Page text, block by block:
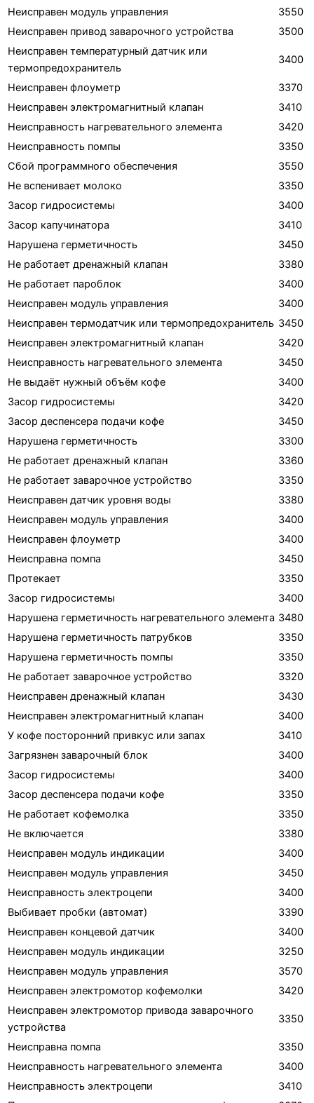
Неисправен модуль управления
3550
Неисправен привод заварочного устройства
3500
Неисправен температурный датчик или
термопредохранитель
3400
Неисправен флоуметр
3370
Неисправен электромагнитный клапан
3410
Неисправность нагревательного элемента
3420
Неисправность помпы
3350
Сбой программного обеспечения
3550
Не вспенивает молоко
3350
Засор гидросистемы
3400
Засор капучинатора
3410
Нарушена герметичность
3450
Не работает дренажный клапан
3380
Не работает пароблок
3400
Неисправен модуль управления
3400
Неисправен термодатчик или термопредохранитель 3450
Неисправен электромагнитный клапан
3420
Неисправность нагревательного элемента
3450
Не выдаёт нужный объём кофе
3400
Засор гидросистемы
3420
Засор деспенсера подачи кофе
3450
Нарушена герметичность
3300
Не работает дренажный клапан
3360
Не работает заварочное устройство
3350
Неисправен датчик уровня воды
3380
Неисправен модуль управления
3400
Неисправен флоуметр
3400
Неисправна помпа
3450
Протекает
3350
Засор гидросистемы
3400
Нарушена герметичность нагревательного элемента 3480
Нарушена герметичность патрубков
3350
Нарушена герметичность помпы
3350
Не работает заварочное устройство
3320
Неисправен дренажный клапан
3430
Неисправен электромагнитный клапан
3400
У кофе посторонний привкус или запах
3410
Загрязнен заварочный блок
3400
Засор гидросистемы
3400
Засор деспенсера подачи кофе
3350
Не работает кофемолка
3350
Не включается
3380
Неисправен модуль индикации
3400
Неисправен модуль управления
3450
Неисправность электроцепи
3400
Выбивает пробки (автомат)
3390
Неисправен концевой датчик
3400
Неисправен модуль индикации
3250
Неисправен модуль управления
3570
Неисправен электромотор кофемолки
3420
Неисправен электромотор привода заварочного
устройства
3350
Неисправна помпа
3350
Неисправность нагревательного элемента
3400
Неисправность электроцепи
3410